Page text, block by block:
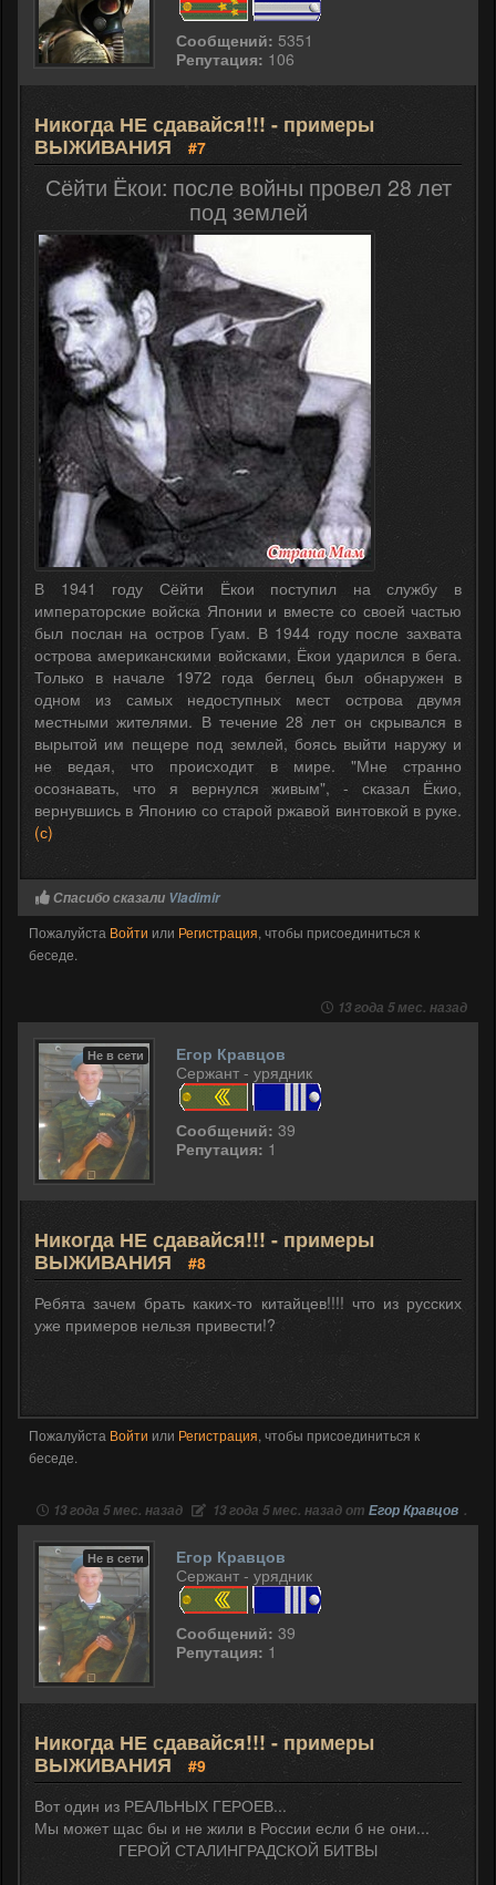
Сообщений: 5351
Репутация: 106
Никогда НЕ сдавайся!!! - примеры
ВЫЖИВАНИЯ #7
Сёйти Ёкои: после войны провел 28 лет
под землей
В 1941 году Сёйти Ёкои поступил на службу в
императорские войска Японии и вместе со своей частью
был послан на остров Гуам. В 1944 году после захвата
острова американскими войсками, Ёкои ударился в бега.
Только в начале 1972 года беглец был обнаружен в
одном из самых недоступных мест острова двумя
местными жителями. В течение 28 лет он скрывался в
вырытой им пещере под землей, боясь выйти наружу и
не ведая, что происходит в мире. "Мне странно
осознавать, что я вернулся живым", - сказал Ёкио,
вернувшись в Японию со старой ржавой винтовкой в руке.
(с)
Спасибо сказали Vladimir
Пожалуйста Войти или Регистрация, чтобы присоединиться к
беседе.
13 года 5 мес. назад
Не в сети
Егор Кравцов
Сержант - урядник
Сообщений: 39
Репутация: 1
Никогда НЕ сдавайся!!! - примеры
ВЫЖИВАНИЯ #8
Ребята зачем брать каких-то китайцев!!!! что из русских
уже примеров нельзя привести!?
Пожалуйста Войти или Регистрация, чтобы присоединиться к
беседе.
13 года 5 мес. назад 13 года 5 мес. назад от Егор Кравцов .
Не в сети
Егор Кравцов
Сержант - урядник
Сообщений: 39
Репутация: 1
Никогда НЕ сдавайся!!! - примеры
ВЫЖИВАНИЯ
#9
Вот один из РЕАЛЬНЫХ ГЕРОЕВ...
Мы может щас бы и не жили в России если б не они...
ГЕРОЙ СТАЛИНГРАДСКОЙ БИТВЫ